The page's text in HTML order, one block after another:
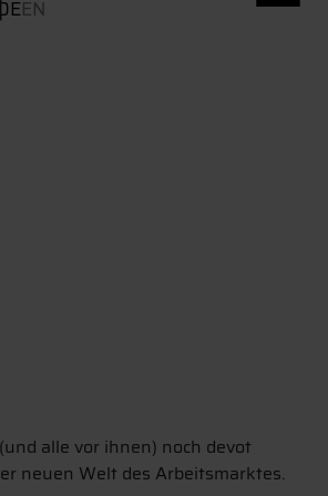
DEEN
alle vor ihnen) noch devot
neuen Welt des Arbeitsmarktes.